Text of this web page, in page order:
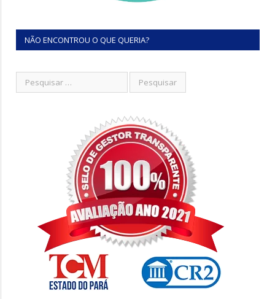
NÃO ENCONTROU O QUE QUERIA?